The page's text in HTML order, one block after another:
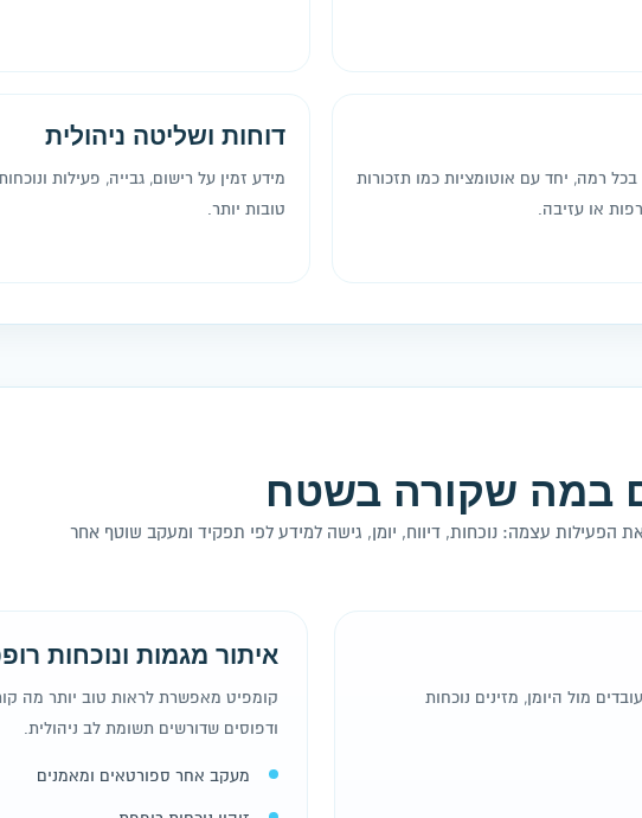
בכל רמה, יחד עם אוטומציות כמו תזכורות
או עזיבה.
דוחות ושליטה ניהולית
מידע זמין על רישום, גבייה, פעילות
טובות יותר.
במה שקורה בשטח
הפעילות עצמה: נוכחות, דיווח, יומן, גישה למידע לפי תפקיד ומעקב שוטף אחר
מול היומן, מזינים נוכחות
איתור מגמות ונוכחות
קומפיט מאפשרת לראות טוב יותר מה
ודפוסים שדורשים תשומת לב ניהולית.
מעקב אחר ספורטאים ומאמנים